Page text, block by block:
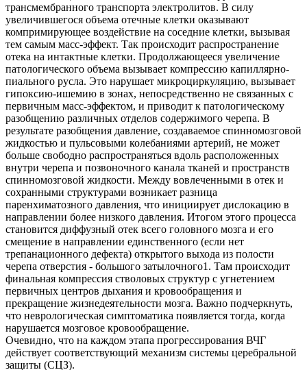
трансмембранного транспорта электролитов. В силу
увеличившегося объема отечные клетки оказывают
компримирующее воздействие на соседние клетки, вызывая
тем самым масс-эффект. Так происходит распространение
отека на интактные клетки. Продолжающееся увеличение
патологического объема вызывает компрессию капиллярно-
пиального русла. Это нарушает микроциркуляцию, вызывает
гипоксию-ишемию в зонах, непосредственно не связанных с
первичным масс-эффектом, и приводит к патологическому
разобщению различных отделов содержимого черепа. В
результате разобщения давление, создаваемое спинномозговой
жидкостью и пульсовыми колебаниями артерий, не может
больше свободно распространяться вдоль расположенных
внутри черепа и позвоночного канала тканей и пространств
спинномозговой жидкости. Между вовлеченными в отек и
сохранными структурами возникает разница
паренхиматозного давления, что инициирует дислокацию в
направлении более низкого давления. Итогом этого процесса
становится диффузный отек всего головного мозга и его
смещение в направлении единственного (если нет
трепанационного дефекта) открытого выхода из полости
черепа отверстия - большого затылочного1. Там происходит
финальная компрессия стволовых структур с угнетением
первичных центров дыхания и кровообращения и
прекращение жизнедеятельности мозга. Важно подчеркнуть,
что неврологическая симптоматика появляется тогда, когда
нарушается мозговое кровообращение.
Очевидно, что на каждом этапа прогрессирования ВЧГ
действует соответствующий механизм системы церебральной
защиты (СЦЗ).